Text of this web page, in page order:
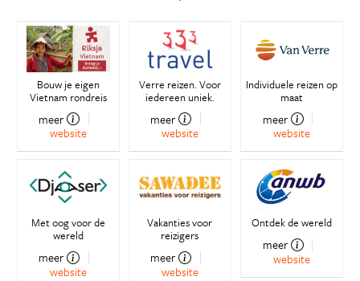
Bouw je eigen
Vietnam rondreis
meer
website
Verre reizen. Voor
iedereen uniek.
meer
website
Individuele reizen op
maat
meer
website
Met oog voor de
wereld
meer
website
Vakanties voor
reizigers
meer
website
Ontdek de wereld
meer
website